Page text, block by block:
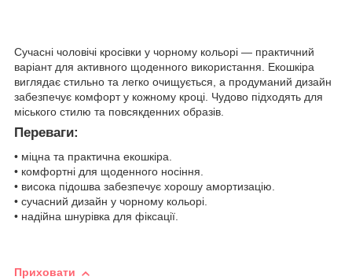
Сучасні чоловічі кросівки у чорному кольорі — практичний
варіант для активного щоденного використання. Екошкіра
виглядає стильно та легко очищується, а продуманий дизайн
забезпечує комфорт у кожному кроці. Чудово підходять для
міського стилю та повсякденних образів.
Переваги:
• міцна та практична екошкіра.
• комфортні для щоденного носіння.
• висока підошва забезпечує хорошу амортизацію.
• сучасний дизайн у чорному кольорі.
• надійна шнурівка для фіксації.
Приховати